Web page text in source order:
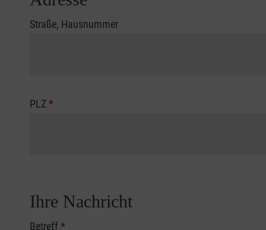
Straße, Hausnummer
PLZ*
Ihre Nachricht
Betreff*